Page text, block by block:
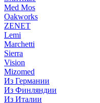
Med Mos
Oakworks
ZENET
Lemi
Marchetti
Sierra
Vision
Mizomed
Из Германии
Из Финляндии
Из Италии